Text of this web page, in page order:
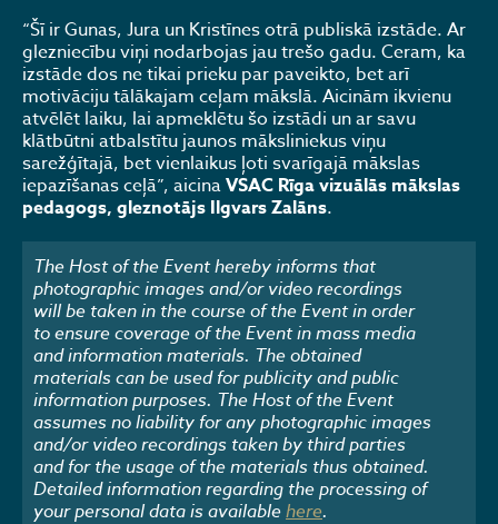
“Šī ir Gunas, Jura un Kristīnes otrā publiskā izstāde. Ar
glezniecību viņi nodarbojas jau trešo gadu. Ceram, ka
izstāde dos ne tikai prieku par paveikto, bet arī
motivāciju tālākajam ceļam mākslā. Aicinām ikvienu
atvēlēt laiku, lai apmeklētu šo izstādi un ar savu
klātbūtni atbalstītu jaunos māksliniekus viņu
sarežģītajā, bet vienlaikus ļoti svarīgajā mākslas
iepazīšanas ceļā”, aicinaVSAC Rīga vizuālās mākslas
pedagogs, gleznotājs Ilgvars Zalāns.
The Host of the Event hereby informs that
photographic images and/or video recordings
will be taken in the course of the Event in order
to ensure coverage of the Event in mass media
and information materials. The obtained
materials can be used for publicity and public
information purposes. The Host of the Event
assumes no liability for any photographic images
and/or video recordings taken by third parties
and for the usage of the materials thus obtained.
Detailed information regarding the processing of
your personal data is availablehere.